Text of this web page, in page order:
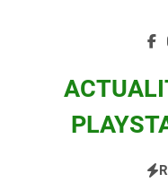
Zelda,